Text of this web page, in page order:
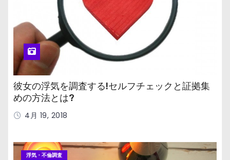
彼女の浮気を調査する!セルフチェックと証拠集
めの方法とは?
4月 19, 2018
浮気・不倫調査